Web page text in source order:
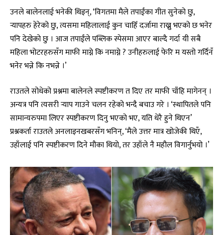
उनले बालेनलाई भनेकी थिइन्, ‘विगतमा मैले तपाईंका गीत सुनेको छु,
र्‍यापहरु हेरेको छु, त्यसमा महिलालाई कुन चाहिँ दर्जामा राख्नु भएको छ भनेर
पनि देखेको छु । आज तपाईंले पब्लिक स्पेसमा आएर बाल्दै गर्दा यी सबै
महिला भोटरहरुसँग माफी माग्ने कि नमाग्ने ? उनीहरुलाई फेरि म यस्तो गर्दिनँ
भनेर भन्ने कि नभन्ने ।’
राउतले सोधेको प्रश्नमा बालेनले स्पष्टीकरण त दिए तर माफी चाँहि मागेनन् ।
अन्यत्र पनि त्यसरी र्‍याप गाउने चलन रहेको भन्दै बचाउ गरे । ‘स्थापितले पनि
सामान्यरुपमा लिएर स्पष्टीकरण दिनु भएको भए, यति धेरै हुने थिएन’
प्रश्नकर्ता राउतले अनलाइनखबरसँग भनिन्, ‘मैले उत्तर मात्र खोजेकी थिएँ,
उहाँलाई पनि स्पष्टीकरण दिने मौका थियो, तर उहाँले नै महौल विगार्नुभयो ।’